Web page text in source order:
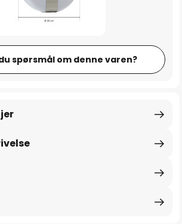
spørsmål om denne varen?